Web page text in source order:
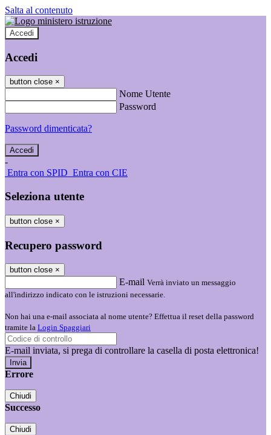
Salta al contenuto
Accedi
Accedi
button close ×
Nome Utente
Password
Password dimenticata?
-
Entra con SPID Entra con CIE
Seleziona utente
button close ×
Recupero password
button close ×
E-mail Verrà inviato un messaggio
all'indirizzo indicato con le istruzioni necessarie.
Non hai una e-mail associata al nome utente? Effettua il reset della password
tramite la Login Spaggiari
E-mail inviata, si prega di controllare la casella di posta elettronica!
Errore
Chiudi
Successo
Chiudi